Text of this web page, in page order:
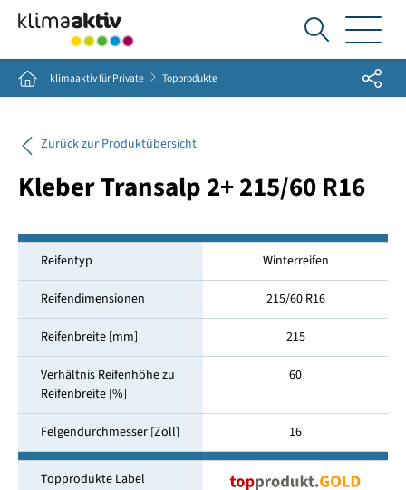
Ich
suche...
Home klimaaktiv für Private Topprodukte Share
Zurück zur Produktübersicht
Kleber Transalp 2+ 215/60 R16
Reifentyp Winterreifen
Reifendimensionen 215/60 R16
Reifenbreite [mm] 215
Verhältnis Reifenhöhe zu
Reifenbreite [%]
60
Felgendurchmesser [Zoll] 16
Topprodukte Label